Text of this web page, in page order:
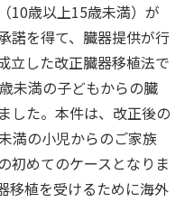
10歳以上15歳未満）が
諾を得て、臓器提供が行
立した改正臓器移植法で
未満の子どもからの臓
した。本件は、改正後の
満の小児からのご家族
初めてのケースとなりま
移植を受けるために海外